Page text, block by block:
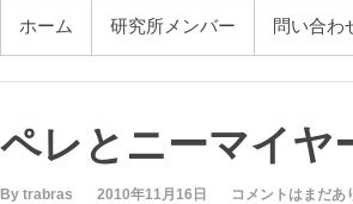
メインメニュー
ホーム 研究所メンバー 問い合わ
ペレとニーマイヤ
By trabras 2010年11月16日 コメントはまだあ